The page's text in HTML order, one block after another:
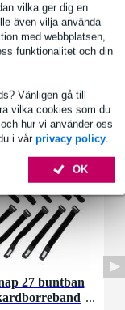
vilka ger dig en
även vilja använda
med webbplatsen,
funktionalitet och din
Vänligen gå till
vilka cookies som du
hur vi använder oss
i vår privacy policy.
OK
27 buntban